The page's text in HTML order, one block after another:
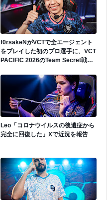
f0rsakeNがVCTで全エージェント
をプレイした初のプロ選手に、VCT
PACIFIC 2026のTeam Secret戦で
Leo「コロナウイルスの後遺症から
完全に回復した」Xで近況を報告